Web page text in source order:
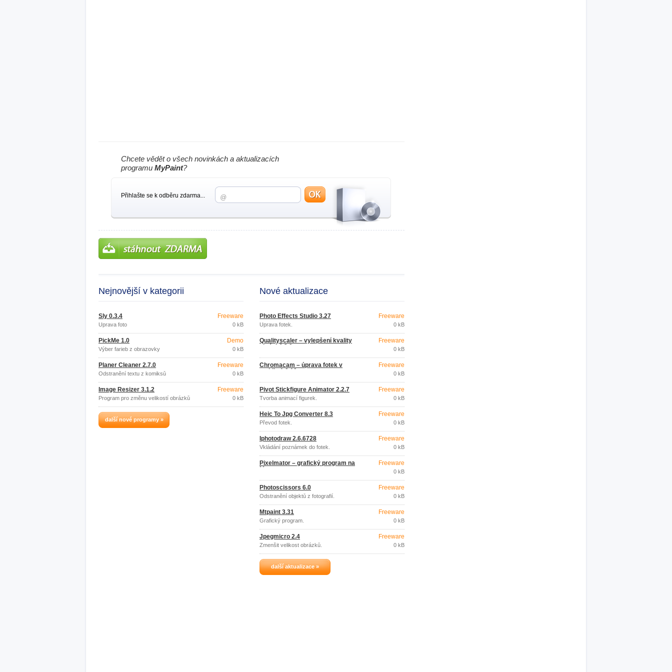
Chcete vědět o všech novinkách a aktualizacích
programu MyPaint?
Přihlašte se k odběru zdarma...
Nejnovější v kategorii
Sly 0.3.4
Úprava foto
Freeware
0 kB
PickMe 1.0
Výber farieb z obrazovky
Demo
0 kB
Planer Cleaner 2.7.0
Odstranění textu z komiksů
Freeware
0 kB
Image Resizer 3.1.2
Program pro změnu velikostí obrázků
Freeware
0 kB
další nové programy »
Nové aktualizace
Photo Effects Studio 3.27
Úprava fotek.
Freeware
0 kB
Qualityscaler – vylepšení kvality
obrázků 3.0
Freeware
0 kB
Chromacam – úprava fotek v
mobilu 1.0.10
Freeware
0 kB
Pivot Stickfigure Animator 2.2.7
Tvorba animací figurek.
Freeware
0 kB
Heic To Jpg Converter 8.3
Převod fotek.
Freeware
0 kB
Iphotodraw 2.6.6728
Vkládání poznámek do fotek.
Freeware
0 kB
Pixelmator – grafický program na
Mac
Freeware
0 kB
Photoscissors 6.0
Odstranění objektů z fotografií.
Freeware
0 kB
Mtpaint 3.31
Grafický program.
Freeware
0 kB
Jpegmicro 2.4
Zmenšit velikost obrázků.
Freeware
0 kB
další aktualizace »